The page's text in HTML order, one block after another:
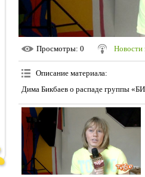
Просмотры: 0 Новости
Описание материала:
Дима Бикбаев о распаде группы